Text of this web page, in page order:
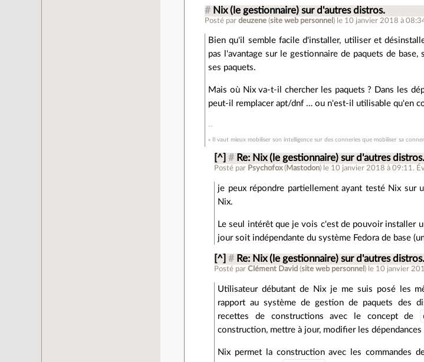
# Nix (le gestionnaire) sur d'autres distros.
Posté pardeuzene (site web personnel ) le 10 janvier 2018 à
Bien qu'il semble facile d'installer, utiliser et
pas l'avantage sur le gestionnaire de paquets de
ses paquets.
Mais où Nix va-t-il chercher les paquets ? Dans les
peut-il remplacer apt/dnf … ou n'est-il utilisable qu'en
« Il vaut mieux mobiliser son intelligence sur des conneries que mobiliser sa
[^] # Re: Nix (le gestionnaire) sur d'autres distros.
Posté par Psychofox( Mastodon) le 10 janvier 2018 à 09:11 .
je peux répondre partiellement ayant testé Nix sur
Nix.
Le seul intérêt que je vois c'est de pouvoir installer
jour soit indépendante du système Fedora de base
[^] # Re: Nix (le gestionnaire) sur d'autres distros.
Posté parClément David (site web personnel ) le 10 janvier
Utilisateur débutant de Nix je me suis posé les
rapport au système de gestion de paquets des
recettes de constructions avec le concept de
construction, mettre à jour, modifier les
Nix permet la construction avec les commandes